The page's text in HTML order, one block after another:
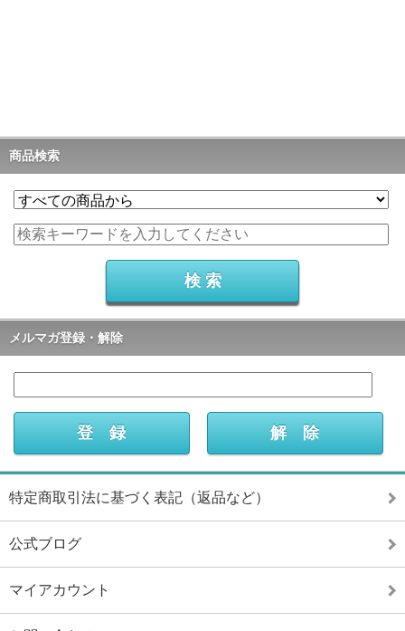
商品検索
メルマガ登録・解除
特定商取引法に基づく表記（返品など）
公式ブログ
マイアカウント